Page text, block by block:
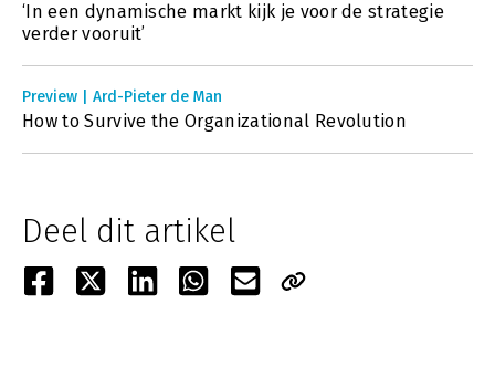
‘In een dynamische markt kijk je voor de strategie
verder vooruit’
Preview | Ard-Pieter de Man
How to Survive the Organizational Revolution
Deel dit artikel